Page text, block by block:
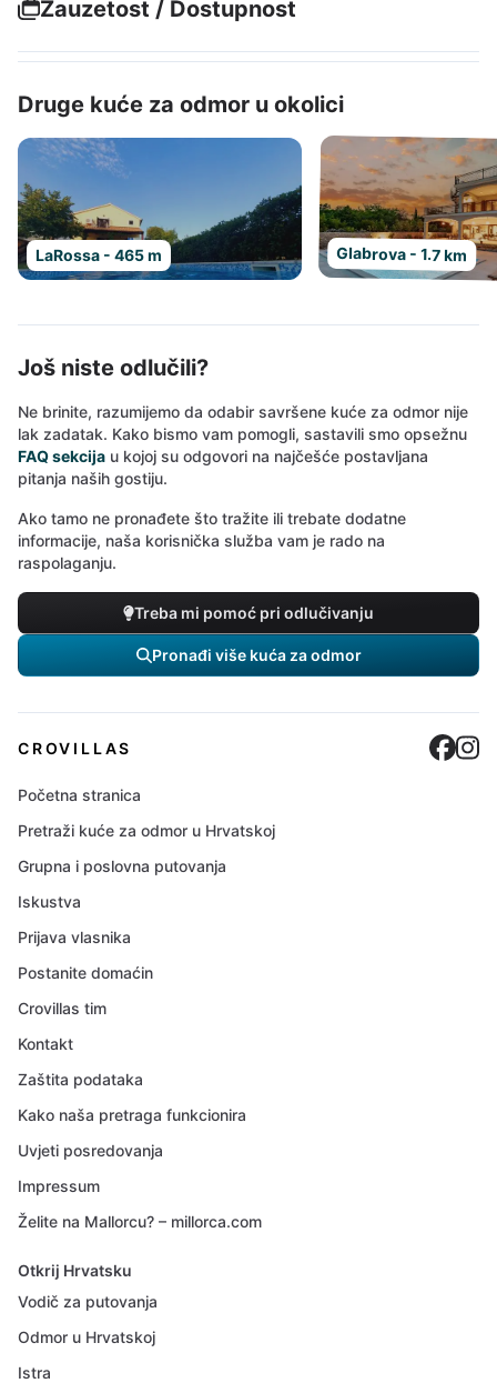
Zauzetost / Dostupnost
Druge kuće za odmor u okolici
LaRossa - 465 m Glabrova - 1.7 km
Još niste odlučili?
Ne brinite, razumijemo da odabir savršene kuće za odmor nije
lak zadatak. Kako bismo vam pomogli, sastavili smo opsežnu
FAQ sekcija u kojoj su odgovori na najčešće postavljana
pitanja naših gostiju.
Ako tamo ne pronađete što tražite ili trebate dodatne
informacije, naša korisnička služba vam je rado na
raspolaganju.
Treba mi pomoć pri odlučivanju
Pronađi više kuća za odmor
CROVILLAS
Početna stranica
Pretraži kuće za odmor u Hrvatskoj
Grupna i poslovna putovanja
Iskustva
Prijava vlasnika
Postanite domaćin
Crovillas tim
Kontakt
Zaštita podataka
Kako naša pretraga funkcionira
Uvjeti posredovanja
Impressum
Želite na Mallorcu? – millorca.com
Otkrij Hrvatsku
Vodič za putovanja
Odmor u Hrvatskoj
Istra